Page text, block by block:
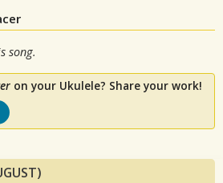
song.
on your Ukulele? Share your work!